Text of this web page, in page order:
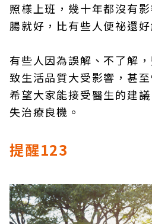
照樣上班，幾十年都沒有
腸就好，比有些人便祕還好
有些人因為誤解、不了解
致生活品質大受影響，甚
希望大家能接受醫生的建
失治療良機。
提醒123